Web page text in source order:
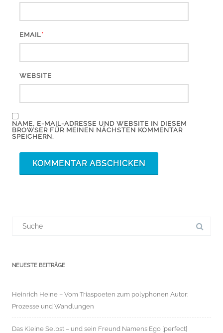
EMAIL*
WEBSITE
NAME, E-MAIL-ADRESSE UND WEBSITE IN DIESEM
BROWSER FÜR MEINEN NÄCHSTEN KOMMENTAR
SPEICHERN.
NEUESTE BEITRÄGE
Heinrich Heine – Vom Triaspoeten zum polyphonen Autor:
Prozesse und Wandlungen
Das Kleine Selbst – und sein Freund Namens Ego [perfect]